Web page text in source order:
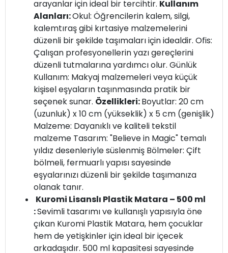
arayanlar için ideal bir tercihtir. Kullanım
Alanları:Okul: Öğrencilerin kalem, silgi,
kalemtıraş gibi kırtasiye malzemelerini
düzenli bir şekilde taşımaları için idealdir. Ofis:
Çalışan profesyonellerin yazı gereçlerini
düzenli tutmalarına yardımcı olur. Günlük
Kullanım: Makyaj malzemeleri veya küçük
kişisel eşyaların taşınmasında pratik bir
seçenek sunar. Özellikleri:Boyutlar: 20 cm
(uzunluk) x 10 cm (yükseklik) x 5 cm (genişlik)
Malzeme: Dayanıklı ve kaliteli tekstil
malzeme Tasarım: "Believe in Magic" temalı
yıldız desenleriyle süslenmiş Bölmeler: Çift
bölmeli, fermuarlı yapısı sayesinde
eşyalarınızı düzenli bir şekilde taşımanıza
olanak tanır.
Kuromi Lisanslı Plastik Matara – 500 ml
:Sevimli tasarımı ve kullanışlı yapısıyla öne
çıkan Kuromi Plastik Matara, hem çocuklar
hem de yetişkinler için ideal bir içecek
arkadaşıdır. 500 ml kapasitesi sayesinde